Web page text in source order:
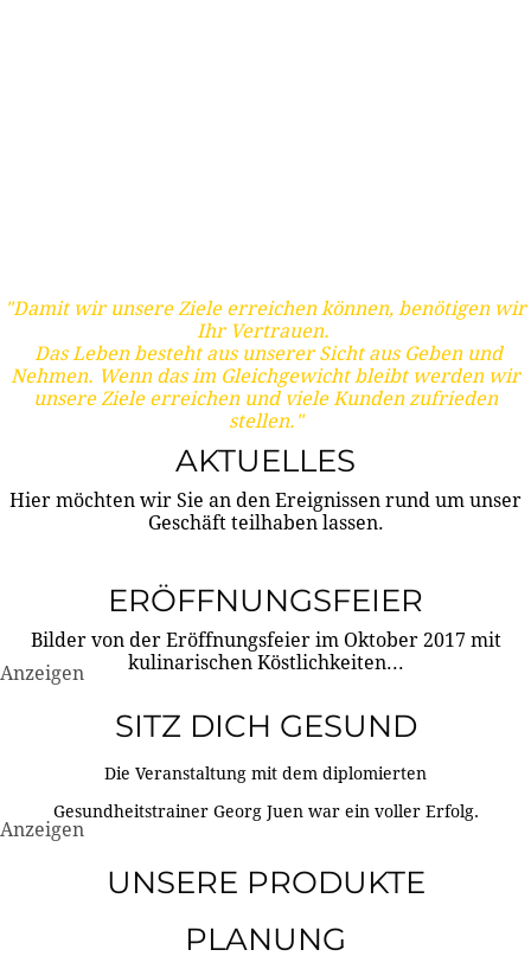
"Damit wir unsere Ziele erreichen können, benötigen wir
Ihr Vertrauen.
Das Leben besteht aus unserer Sicht aus Geben und
Nehmen. Wenn das im Gleichgewicht bleibt werden wir
unsere Ziele erreichen und viele Kunden zufrieden
stellen."
AKTUELLES
Hier möchten wir Sie an den Ereignissen rund um unser
Geschäft teilhaben lassen.
ERÖFFNUNGSFEIER
Bilder von der Eröffnungsfeier im Oktober 2017 mit
kulinarischen Köstlichkeiten...
Anzeigen
SITZ DICH GESUND
Die Veranstaltung mit dem diplomierten
Gesundheitstrainer Georg Juen war ein voller Erfolg.
Anzeigen
UNSERE PRODUKTE
PLANUNG